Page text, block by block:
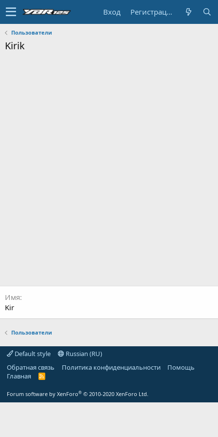
Вход Регистрация
Пользователи
Kirik
Имя
Kir
Пользователи
Default style
Russian (RU)
Обратная связь
Политика конфиденциальности
Помощь
Главная
R
Forum software by XenForo® © 2010-2020 XenForo Ltd.